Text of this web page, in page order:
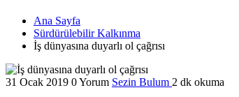
Ana Sayfa
Sürdürülebilir Kalkınma
İş dünyasına duyarlı ol çağrısı
31 Ocak 2019 0 Yorum Sezin Bulum 2 dk okuma